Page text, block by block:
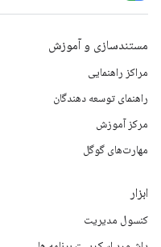
مستندسازی و آموزش
مراکز راهنمایی
راهنمای توسعه دهندگان
مرکز آموزش
مهارت‌های گوگل
ابزار
کنسول مدیریت